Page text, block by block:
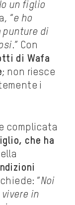
un figlio
“e ho
punture di
.” Con
di Wafa
; non riesce
i
complicata
che ha
“ Noi
in